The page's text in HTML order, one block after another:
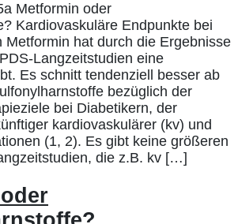
Metformin oder
Kardiovaskuläre Endpunkte bei
Metformin hat durch die Ergebnisse
Langzeitstudien eine
Es schnitt tendenziell besser ab
bezüglich der
bei Diabetikern, der
kardiovaskulärer (kv) und
(1, 2). Es gibt keine größeren
die z.B. kv […]